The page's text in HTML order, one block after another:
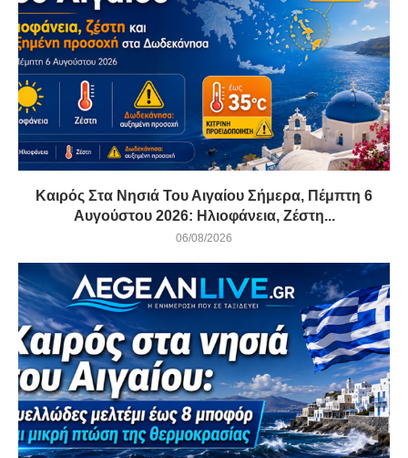
Καιρός Στα Νησιά Του Αιγαίου Σήμερα, Πέμπτη 6
Αυγούστου 2026: Ηλιοφάνεια, Ζέστη...
06/08/2026